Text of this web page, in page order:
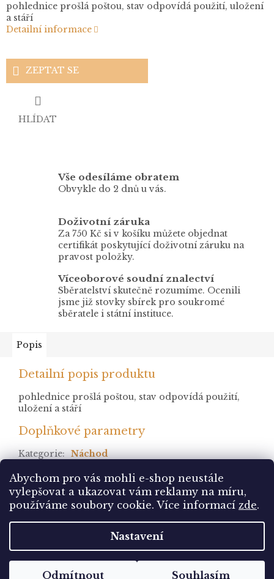
Abychom pro vás mohli e-shop neustále
vylepšovat a ukazovat vám reklamy na míru,
používáme soubory cookie. Více informací zde.
Nastavení
Odmítnout Souhlasím
pohlednice prošlá poštou, stav odpovídá použití, uložení
a stáří
Detailní informace
ZEPTAT SE
HLÍDAT
Vše odesíláme obratem
Obvykle do 2 dnů u vás.
Doživotní záruka
Za 750 Kč si v košíku můžete objednat
certifikát poskytující doživotní záruku na
pravost položky.
Víceoborové soudní znalectví
Sběratelství skutečně rozumíme. Ocenili
jsme již stovky sbírek pro soukromé
sběratele i státní instituce.
Popis
Detailní popis produktu
pohlednice prošlá poštou, stav odpovídá použití,
uložení a stáří
Doplňkové parametry
Kategorie: Náchod
Copyright 2026Pohlednice Sbírám.cz. Všechna
práva vyhrazena.
Upravit nastavení cookies